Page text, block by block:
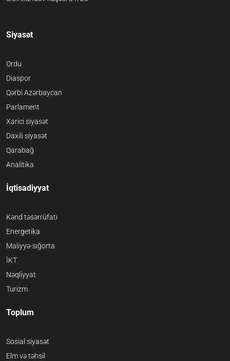
Siyasət
Ordu
Diaspor
Qərbi Azərbaycan
Parlament
Xarici siyasət
Daxili siyasət
Qarabağ
Analitika
İqtisadiyyat
Kənd təsərrüfatı
Energetika
Maliyyə-sığorta
İKT
Nəqliyyat
Turizm
Toplum
Sosial siyasət
Elm və təhsil